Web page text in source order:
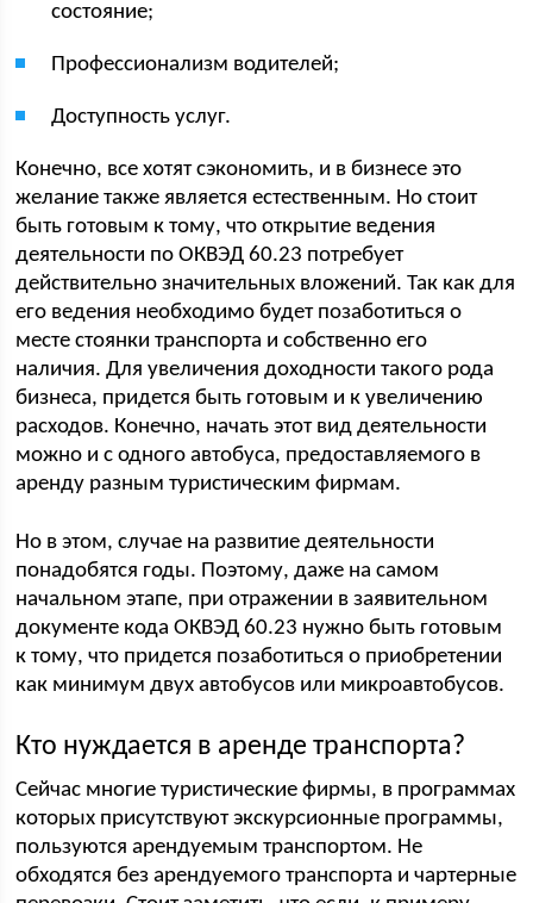
состояние;
Профессионализм водителей;
Доступность услуг.
Конечно, все хотят сэкономить, и в бизнесе это
желание также является естественным. Но стоит
быть готовым к тому, что открытие ведения
деятельности по ОКВЭД 60.23 потребует
действительно значительных вложений. Так как для
его ведения необходимо будет позаботиться о
месте стоянки транспорта и собственно его
наличия. Для увеличения доходности такого рода
бизнеса, придется быть готовым и к увеличению
расходов. Конечно, начать этот вид деятельности
можно и с одного автобуса, предоставляемого в
аренду разным туристическим фирмам.
Но в этом, случае на развитие деятельности
понадобятся годы. Поэтому, даже на самом
начальном этапе, при отражении в заявительном
документе кода ОКВЭД 60.23 нужно быть готовым
к тому, что придется позаботиться о приобретении
как минимум двух автобусов или микроавтобусов.
Кто нуждается в аренде транспорта?
Сейчас многие туристические фирмы, в программах
которых присутствуют экскурсионные программы,
пользуются арендуемым транспортом. Не
обходятся без арендуемого транспорта и чартерные